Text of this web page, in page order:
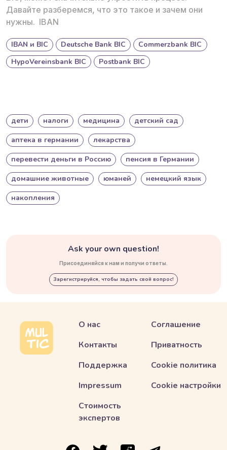
Давайте разберемся, что это такое и зачем они
нужны. IBAN
IBAN и BIC Deutsche Bank BIC
Commerzbank BIC
HypoVereinsbank BIC
Postbank BIC
дети налоги медицина
детский сад
аптека в германии
лекарства
перевести деньги в Россию
пенсия в Германии
домашние животные
юманей
немецкий язык
накопления
Ask your own question!
Присоединяйся к нам и получи ответы.
Зарегистрируйся, чтобы задать свой вопрос!
О нас
Контакты
Поддержка
Impressum
Стоимость
экспертов
Соглашение
Приватность
Cookie политика
Cookie настройки